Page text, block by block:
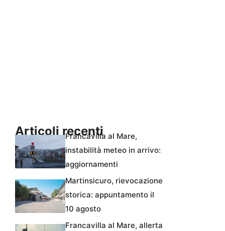
Articoli recenti
Francavilla al Mare,
instabilità meteo in arrivo:
aggiornamenti
Martinsicuro, rievocazione
storica: appuntamento il
10 agosto
Francavilla al Mare, allerta